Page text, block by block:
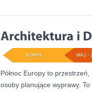
MAJ -
ADMIN
Północ Europy to
osoby planujące wyprawy.